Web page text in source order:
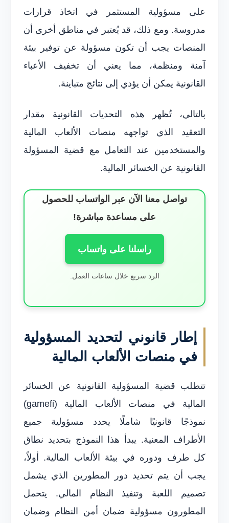
على مسؤولية المستثمر في اتخاذ قرارات
مدروسة. ومع ذلك، قد يُعتبر في مناطق أخرى أن
المنصات يجب أن تكون مسؤولة عن توفير بيئة
آمنة ومنظمة، مما يعني أن تخفيف الأعباء
القانونية يمكن أن يؤدي إلى نتائج متباينة.
بالتالي، تُظهر هذه التحديات القانونية مقدار
التعقيد الذي تواجهه منصات الألعاب المالية
والمستخدمين عند التعامل مع قضية المسؤولة
القانونية عن الخسائر المالية.
تواصل معنا الآن عبر الواتساب للحصول
على مساعدة مباشرة!
راسلنا على واتساب
الرد سريع خلال ساعات العمل.
إطار قانوني لتحديد المسؤولية
في منصات الألعاب المالية
تتطلب قضية المسؤولية القانونية عن الخسائر
المالية في منصات الألعاب المالية (gamefi)
نموذجًا قانونيًا شاملًا يحدد مسؤولية جميع
الأطراف المعنية. يبدأ هذا النموذج بتحديد نطاق
كل طرف ودوره في بيئة الألعاب المالية. أولاً،
يجب أن يتم تحديد دور المطورين الذي يشمل
تصميم اللعبة وتنفيذ النظام المالي. يتحمل
المطورون مسؤولية ضمان أمن النظام وضمان